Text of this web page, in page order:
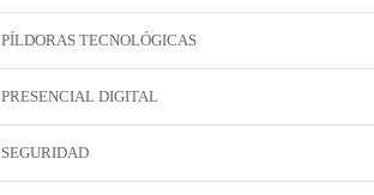
PÍLDORAS TECNOLÓGICAS
PRESENCIAL DIGITAL
SEGURIDAD